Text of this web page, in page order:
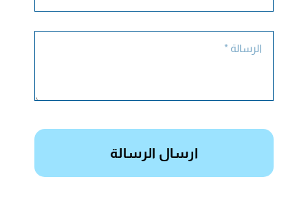
ارسال الرسالة